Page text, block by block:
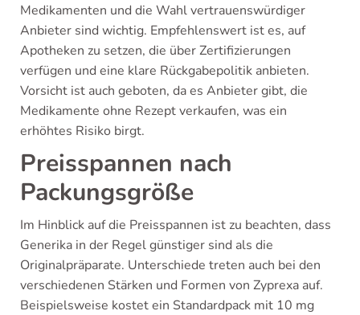
Medikamenten und die Wahl vertrauenswürdiger
Anbieter sind wichtig. Empfehlenswert ist es, auf
Apotheken zu setzen, die über Zertifizierungen
verfügen und eine klare Rückgabepolitik anbieten.
Vorsicht ist auch geboten, da es Anbieter gibt, die
Medikamente ohne Rezept verkaufen, was ein
erhöhtes Risiko birgt.
Preisspannen nach
Packungsgröße
Im Hinblick auf die Preisspannen ist zu beachten, dass
Generika in der Regel günstiger sind als die
Originalpräparate. Unterschiede treten auch bei den
verschiedenen Stärken und Formen von Zyprexa auf.
Beispielsweise kostet ein Standardpack mit 10 mg